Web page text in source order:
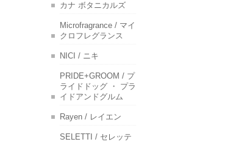
カナ ボタニカルズ
Microfragrance / マイ
クロフレグランス
NICI / ニキ
PRIDE+GROOM / プ
ライドドッグ ・ プラ
イドアンドグルム
Rayen / レイエン
SELETTI / セレッテ